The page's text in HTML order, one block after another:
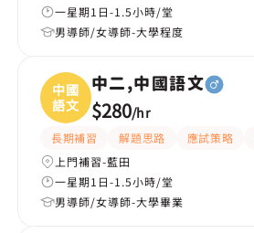
一星期1日-1.5小時/堂
男導師/女導師-大學程度
中國
語文
中二,中國語文
$280/hr
長期補習 解題思路 應試策略
上門補習-藍田
一星期1日-1.5小時/堂
男導師/女導師-大學畢業